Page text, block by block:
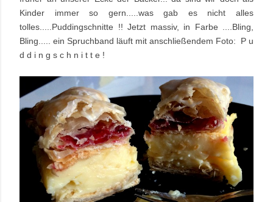
Kinder immer so gern.....was gab es nicht alles
tolles.....Puddingschnitte !! Jetzt massiv, in Farbe ....Bling,
Bling..... ein Spruchband läuft mit anschließendem Foto: P u
d d i n g s c h n i t t e !